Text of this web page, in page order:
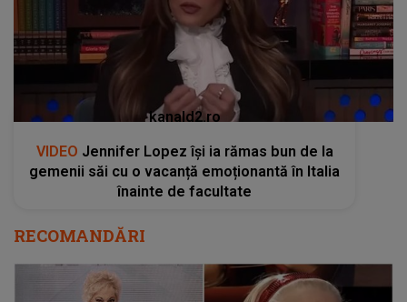
kanald2.ro
VIDEO Jennifer Lopez își ia rămas bun de la
gemenii săi cu o vacanță emoționantă în Italia
înainte de facultate
RECOMANDĂRI